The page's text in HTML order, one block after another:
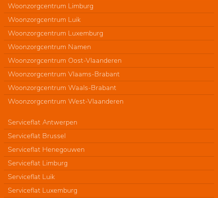
Woonzorgcentrum Limburg
Woonzorgcentrum Luik
Woonzorgcentrum Luxemburg
Woonzorgcentrum Namen
Woonzorgcentrum Oost-Vlaanderen
Woonzorgcentrum Vlaams-Brabant
Woonzorgcentrum Waals-Brabant
Woonzorgcentrum West-Vlaanderen
Serviceflat Antwerpen
Serviceflat Brussel
Serviceflat Henegouwen
Serviceflat Limburg
Serviceflat Luik
Serviceflat Luxemburg